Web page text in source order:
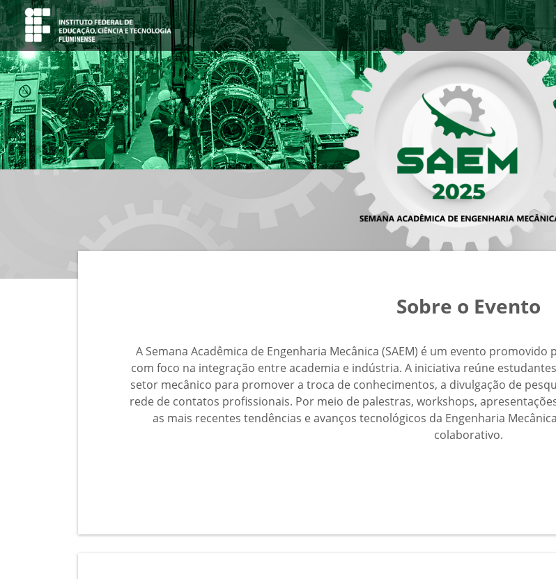
Sobre o Evento
A Semana Acadêmica de Engenharia Mecânica (SAEM) é um evento
com foco na integração entre academia e indústria. A iniciativa reúne
setor mecânico para promover a troca de conhecimentos, a divulgação de
rede de contatos profissionais. Por meio de palestras, workshops,
as mais recentes tendências e avanços tecnológicos da Engenharia
colaborativo.